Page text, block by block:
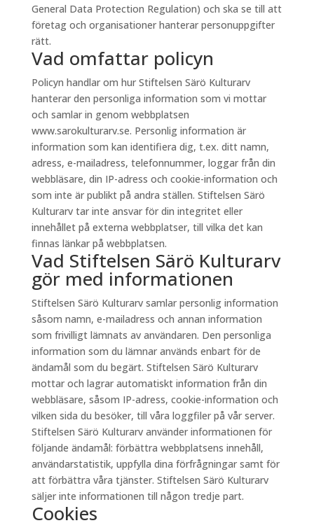
General Data Protection Regulation) och ska se till att
företag och organisationer hanterar personuppgifter
rätt.
Vad omfattar policyn
Policyn handlar om hur Stiftelsen Särö Kulturarv
hanterar den personliga information som vi mottar
och samlar in genom webbplatsen
www.sarokulturarv.se. Personlig information är
information som kan identifiera dig, t.ex. ditt namn,
adress, e-mailadress, telefonnummer, loggar från din
webbläsare, din IP-adress och cookie-information och
som inte är publikt på andra ställen. Stiftelsen Särö
Kulturarv tar inte ansvar för din integritet eller
innehållet på externa webbplatser, till vilka det kan
finnas länkar på webbplatsen.
Vad Stiftelsen Särö Kulturarv
gör med informationen
Stiftelsen Särö Kulturarv samlar personlig information
såsom namn, e-mailadress och annan information
som frivilligt lämnats av användaren. Den personliga
information som du lämnar används enbart för de
ändamål som du begärt. Stiftelsen Särö Kulturarv
mottar och lagrar automatiskt information från din
webbläsare, såsom IP-adress, cookie-information och
vilken sida du besöker, till våra loggfiler på vår server.
Stiftelsen Särö Kulturarv använder informationen för
följande ändamål: förbättra webbplatsens innehåll,
användarstatistik, uppfylla dina förfrågningar samt för
att förbättra våra tjänster. Stiftelsen Särö Kulturarv
säljer inte informationen till någon tredje part.
Cookies